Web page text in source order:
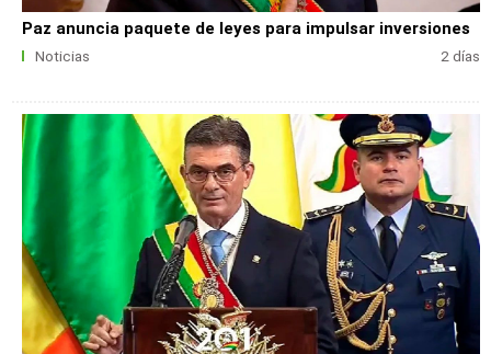
Paz anuncia paquete de leyes para impulsar inversiones
Noticias 2 días